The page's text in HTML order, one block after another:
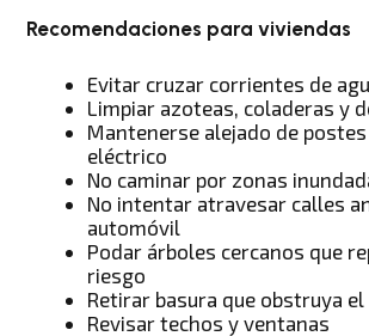
Recomendaciones para viviendas
Evitar cruzar corrientes de
Limpiar azoteas, coladeras y
Mantenerse alejado de
eléctrico
No caminar por zonas
No intentar atravesar calles
automóvil
Podar árboles cercanos que
riesgo
Retirar basura que obstruya
Revisar techos y ventanas